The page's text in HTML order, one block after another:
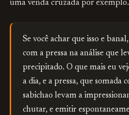
uma venda cruzada por exemplo.
Se você achar que isso e
com a pressa na análise que
precipitado. O que mais eu
a dia, e a pressa, que somada
sabichao levam a
chutar, e emitir